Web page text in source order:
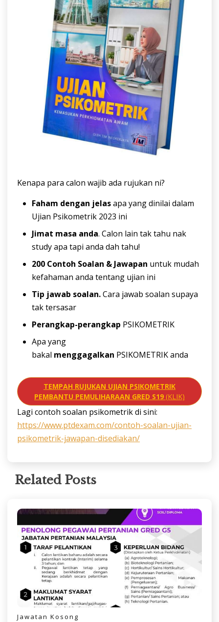
Kenapa para calon wajib ada rujukan ni?
Faham dengan jelasapa yang dinilai dalam
Ujian Psikometrik 2023 ini
Jimat masa anda. Calon lain tak tahu nak
study apa tapi anda dah tahu!
200 Contoh Soalan & Jawapan untuk mudah
kefahaman anda tentang ujian ini
Tip jawab soalan.Cara jawab soalan supaya
tak tersasar
Perangkap-perangkap PSIKOMETRIK
Apa yang
bakal menggagalkan PSIKOMETRIK anda
TEMPAH RUJUKAN UJIAN PSIKOMETRIK
PEMBANTU PEMULIHARAAN GRED S19 (KLIK)
Lagi contoh soalan psikometrik di sini:
https://www.ptdexam.com/contoh-soalan-ujian-
psikometrik-jawapan-disediakan/
Related Posts
Jawatan Kosong